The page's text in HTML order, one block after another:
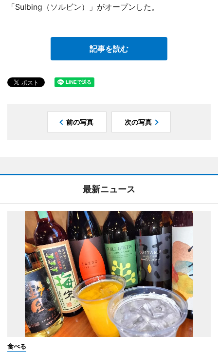
「Sulbing（ソルビン）」がオープンした。
記事を読む
前の写真 次の写真
最新ニュース
食べる